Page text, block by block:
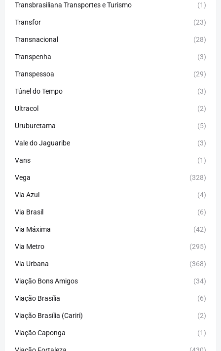
Transbrasiliana Transportes e Turismo (1)
Transfor (23)
Transnacional (28)
Transpenha (3)
Transpessoa (29)
Túnel do Tempo (3)
Ultracol (2)
Uruburetama (5)
Vale do Jaguaribe (3)
Vans (1)
Vega (328)
Via Azul (4)
Via Brasil (6)
Via Máxima (42)
Via Metro (295)
Via Urbana (368)
Viação Bons Amigos (34)
Viação Brasília (6)
Viação Brasília (Cariri) (2)
Viação Caponga (1)